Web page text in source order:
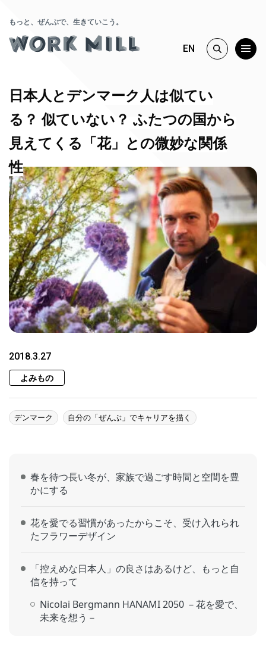
もっと、ぜんぶで、生きていこう。
EN
日本人とデンマーク人は似てい
る？ 似ていない？ ふたつの国から
見えてくる「花」との微妙な関係
性
2018.3.27
よみもの
デンマーク 自分の「ぜんぶ」でキャリアを描く
春を待つ長い冬が、家族で過ごす時間と空間を豊
かにする
花を愛でる習慣があったからこそ、受け入れられ
たフラワーデザイン
「控えめな日本人」の良さはあるけど、もっと自
信を持って
Nicolai Bergmann HANAMI 2050 －花を愛で、
未来を想う－